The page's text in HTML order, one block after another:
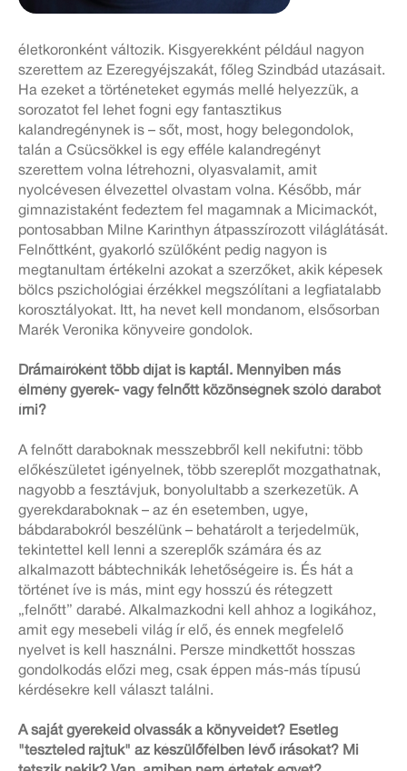
életkoronként változik. Kisgyerekként például nagyon
szerettem az Ezeregyéjszakát, főleg Szindbád utazásait.
Ha ezeket a történeteket egymás mellé helyezzük, a
sorozatot fel lehet fogni egy fantasztikus
kalandregénynek is – sőt, most, hogy belegondolok,
talán a Csücsökkel is egy efféle kalandregényt
szerettem volna létrehozni, olyasvalamit, amit
nyolcévesen élvezettel olvastam volna. Később, már
gimnazistaként fedeztem fel magamnak a Micimackót,
pontosabban Milne Karinthyn átpasszírozott világlátását.
Felnőttként, gyakorló szülőként pedig nagyon is
megtanultam értékelni azokat a szerzőket, akik képesek
bölcs pszichológiai érzékkel megszólítani a legfiatalabb
korosztályokat. Itt, ha nevet kell mondanom, elsősorban
Marék Veronika könyveire gondolok.
Drámaíróként több díjat is kaptál. Mennyiben más
élmény gyerek- vagy felnőtt közönségnek szóló darabot
írni?
A felnőtt daraboknak messzebbről kell nekifutni: több
előkészületet igényelnek, több szereplőt mozgathatnak,
nagyobb a fesztávjuk, bonyolultabb a szerkezetük. A
gyerekdaraboknak – az én esetemben, ugye,
bábdarabokról beszélünk – behatárolt a terjedelmük,
tekintettel kell lenni a szereplők számára és az
alkalmazott bábtechnikák lehetőségeire is. És hát a
történet íve is más, mint egy hosszú és rétegzett
„felnőtt” darabé. Alkalmazkodni kell ahhoz a logikához,
amit egy mesebeli világ ír elő, és ennek megfelelő
nyelvet is kell használni. Persze mindkettőt hosszas
gondolkodás előzi meg, csak éppen más-más típusú
kérdésekre kell választ találni.
A saját gyerekeid olvassák a könyveidet? Esetleg
"teszteled rajtuk" az készülőfélben lévő írásokat? Mi